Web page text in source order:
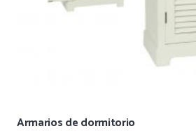
Armarios de dormitorio